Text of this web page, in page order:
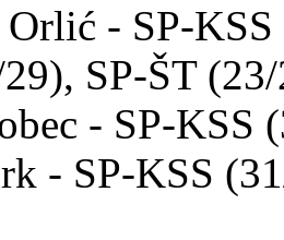
- SP-
SP-ŠT
- SP-KSS
- SP-KSS